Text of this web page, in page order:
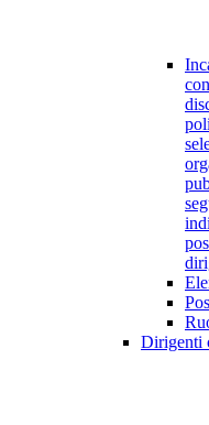
Dirigenti